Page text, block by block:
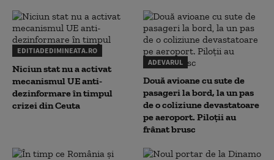
EDITIADEDIMINEATA.RO
Niciun stat nu a activat
mecanismul UE anti-
dezinformare în timpul
crizei din Ceuta
ADEVARUL
Două avioane cu sute de
pasageri la bord, la un pas
de o coliziune devastatoare
pe aeroport. Piloții au
frânat brusc